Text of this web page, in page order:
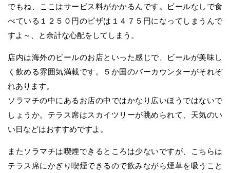
でもね、ここはサービス料がかかるんです。ビールなしで食
べている１２５０円のピザは１４７５円になってしまうんで
すよ～、と余計な心配をしてしまう。
店内は海外のビールのお店といった感じで、ビールが美味し
く飲める雰囲気満載です。５か国のバーカウンターがそれぞ
れあります。
ソラマチの中にあるお店の中ではかなり広いほうではないで
しょうか。テラス席はスカイツリーが眺められて、天気のい
い日などはおすすめですよ。
またソラマチは喫煙できるところは少ないですが、こちらは
テラス席にかぎり喫煙できるので飲みながら煙草を吸うこと